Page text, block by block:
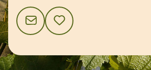
CONTACTAJOUTER AUX FAVORIS